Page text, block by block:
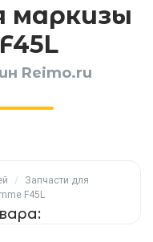
маркизы
Reimo.ru
/
Запчасти для
F45L